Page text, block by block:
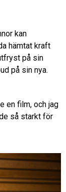
kan
hämtat kraft
på sin
på sin nya.
en film, och jag
så starkt för